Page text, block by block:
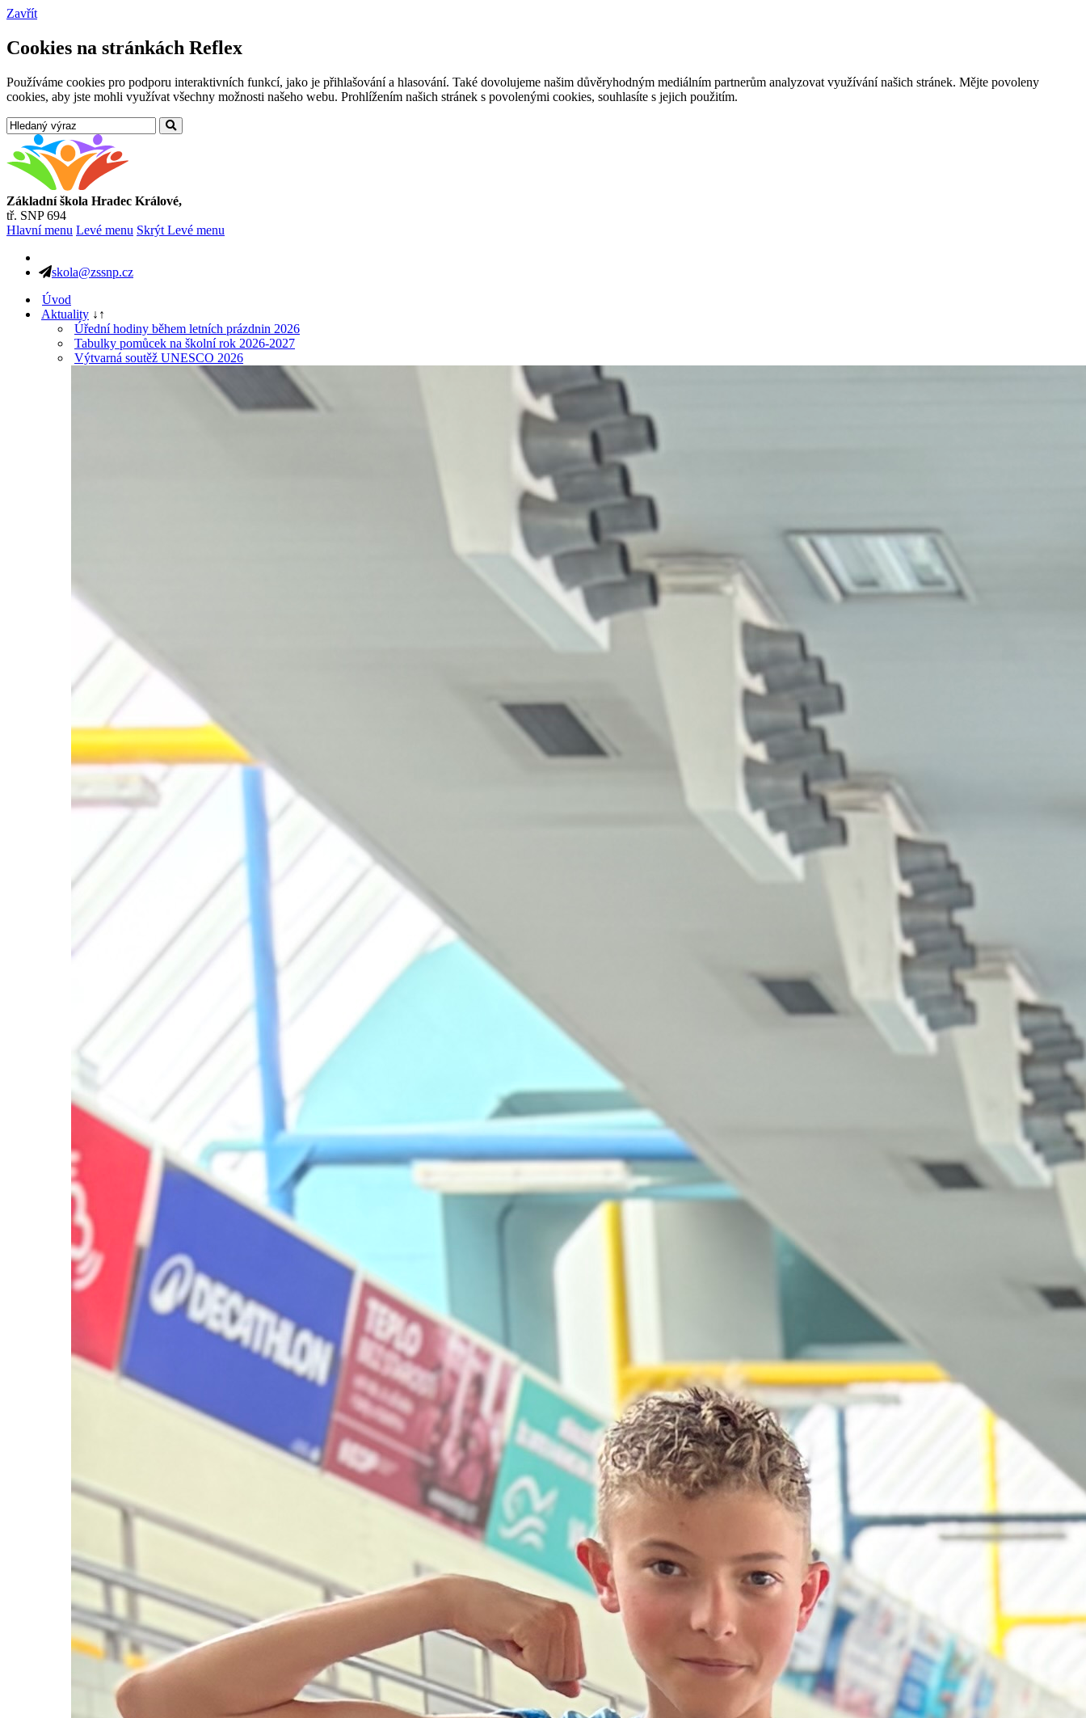
Zavřít
Cookies na stránkách Reflex
Používáme cookies pro podporu interaktivních funkcí, jako je přihlašování a hlasování. Také dovolujeme našim důvěryhodným mediálním partnerům analyzovat využívání našich stránek. Mějte povoleny
cookies, aby jste mohli využívat všechny možnosti našeho webu. Prohlížením našich stránek s povolenými cookies, souhlasíte s jejich použitím.
Základní škola Hradec Králové,
tř. SNP 694
Hlavní menu Levé menu Skrýt Levé menu
skola@zssnp.cz
Úvod
Aktuality ↓ ↑
Úřední hodiny během letních prázdnin 2026
Tabulky pomůcek na školní rok 2026-2027
Výtvarná soutěž UNESCO 2026